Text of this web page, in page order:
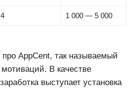
1 000 — 5 000
AppCent, так называемый
В качестве
выступает установка